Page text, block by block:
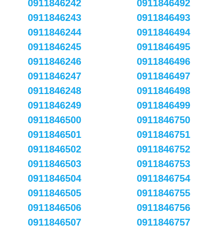
0911846242
0911846243
0911846244
0911846245
0911846246
0911846247
0911846248
0911846249
0911846492
0911846493
0911846494
0911846495
0911846496
0911846497
0911846498
0911846499
0911846500
0911846501
0911846502
0911846503
0911846504
0911846505
0911846506
0911846507
0911846750
0911846751
0911846752
0911846753
0911846754
0911846755
0911846756
0911846757